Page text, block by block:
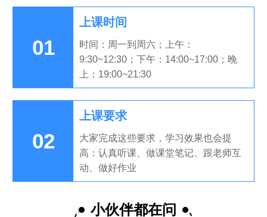
01
上课时间
时间：周一到周六；上午：
9:30~12:30；下午：14:00~17:00；晚
上：19:00~21:30
02
上课要求
大家完成这些要求，学习效果也会提
高：认真听课、做课堂笔记、跟老师互
动、做好作业
小伙伴都在问